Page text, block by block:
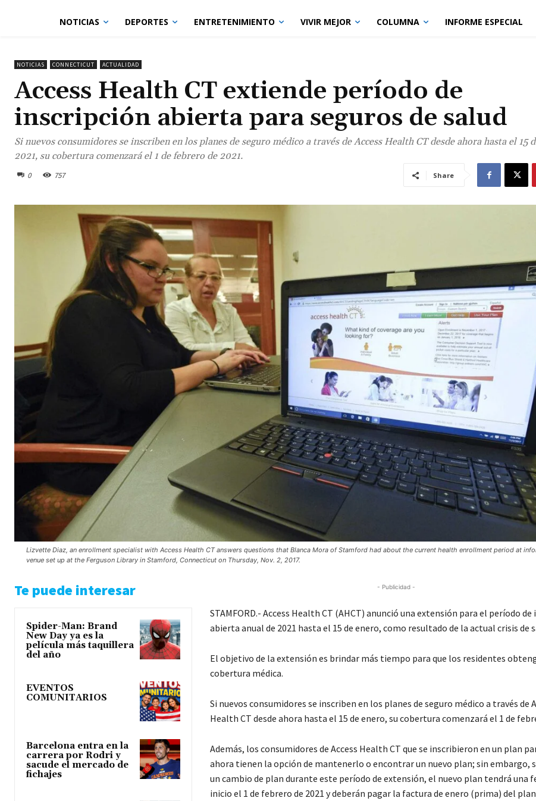
NOTICIAS DEPORTES ENTRETENIMIENTO VIVIR MEJOR COLUMNA INFORME ESPECIAL
NOTICIAS CONNECTICUT ACTUALIDAD
Access Health CT extiende período de
inscripción abierta para seguros de salud
Si nuevos consumidores se inscriben en los planes de seguro médico a través de Access Health CT desde ahora hasta el 15
2021, su cobertura comenzará el 1 de febrero de 2021.
0 757 Share
Lizvette Diaz, an enrollment specialist with Access Health CT answers questions that Blanca Mora of Stamford had about the current health enrollment period at
venue set up at the Ferguson Library in Stamford, Connecticut on Thursday, Nov. 2, 2017.
Te puede interesar
Spider-Man: Brand
New Day ya es la
película más taquillera
del año
EVENTOS
COMUNITARIOS
Barcelona entra en la
carrera por Rodri y
sacude el mercado de
fichajes
- Publicidad -
STAMFORD.- Access Health CT (AHCT) anunció una extensión para el período de
abierta anual de 2021 hasta el 15 de enero, como resultado de la actual crisis de
El objetivo de la extensión es brindar más tiempo para que los residentes
cobertura médica.
Si nuevos consumidores se inscriben en los planes de seguro médico a través de
Health CT desde ahora hasta el 15 de enero, su cobertura comenzará el 1 de
Además, los consumidores de Access Health CT que se inscribieron en un plan
ahora tienen la opción de mantenerlo o encontrar un nuevo plan; sin embargo,
un cambio de plan durante este período de extensión, el nuevo plan tendrá una
inicio el 1 de febrero de 2021 y deberán pagar la factura de enero (prima) del